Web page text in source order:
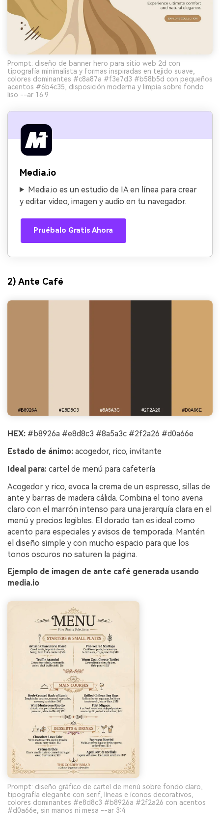
Prompt: diseño de banner hero para sitio web 2d con
tipografía minimalista y formas inspiradas en tejido suave,
colores dominantes #c8a87a #f3e7d3 #b58b5d con pequeños
acentos #6b4c35, disposición moderna y limpia sobre fondo
liso --ar 16:9
Media.io
Media.io es un estudio de IA en línea para crear
y editar video, imagen y audio en tu navegador.
Pruébalo Gratis Ahora
2) Ante Café
HEX: #b8926a #e8d8c3 #8a5a3c #2f2a26 #d0a66e
Estado de ánimo: acogedor, rico, invitante
Ideal para: cartel de menú para cafetería
Acogedor y rico, evoca la crema de un espresso, sillas de
ante y barras de madera cálida. Combina el tono avena
claro con el marrón intenso para una jerarquía clara en el
menú y precios legibles. El dorado tan es ideal como
acento para especiales y avisos de temporada. Mantén
el diseño simple y con mucho espacio para que los
tonos oscuros no saturen la página.
Ejemplo de imagen de ante café generada usando
media.io
Prompt: diseño gráfico de cartel de menú sobre fondo claro,
tipografía elegante con serif, líneas e íconos decorativos,
colores dominantes #e8d8c3 #b8926a #2f2a26 con acentos
#d0a66e, sin manos ni mesa --ar 3:4